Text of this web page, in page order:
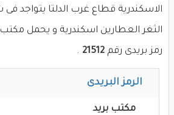
الاسكندرية قطاع غرب الدلتا يتواجد
الثغر العطارين اسكندرية و يحمل
رمز بريدى رقم 21512
.
الرمز البريدى
مكتب بريد